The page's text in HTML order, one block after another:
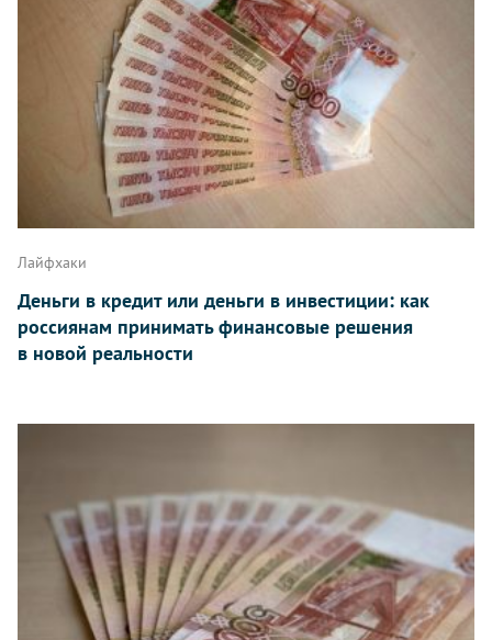
Лайфхаки
Деньги в кредит или деньги в инвестиции: как
россиянам принимать финансовые решения
в новой реальности